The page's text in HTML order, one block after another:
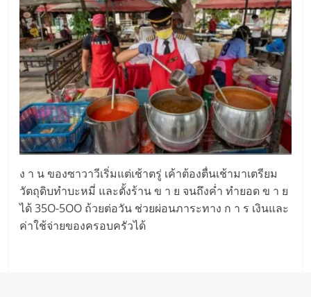
ง า น ของซาวาวีเริ่มแต่เช้าตรู่ เค้าต้องตื่นเช้ามาเตรียม
วัตถุดิบทำบะหมี่ และตั้งร้าน ข า ย จนถึงค่ำ ทำยอด ข า ย
ได้ 35O-5OO ถ้วยต่อวัน ช่วยผ่อนภาระทาง ก า ร เงินและ
ค่าใช้จ่ายของครอบครัวได้